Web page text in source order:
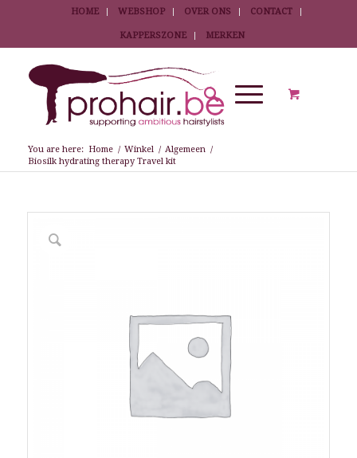
HOME WEBSHOP OVER ONS CONTACT
KAPPERSZONE MERKEN
You are here: Home / Winkel / Algemeen /
Biosilk hydrating therapy Travel kit